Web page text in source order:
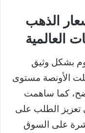
الذهب
العالمية
بشكل وثيق
الأونصة مستوى
واضح، كما ساهمت
تعزيز الطلب على
على السوق